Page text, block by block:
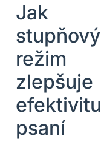
Jak
stupňový
režim
zlepšuje
efektivitu
psaní